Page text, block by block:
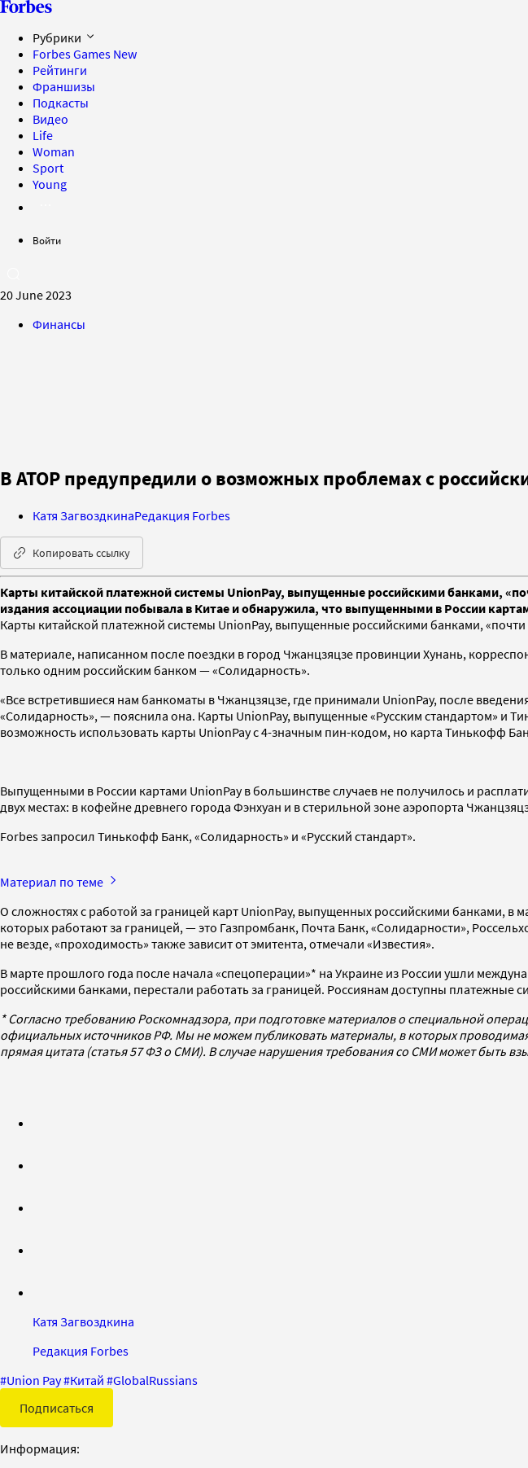
Рубрики
Forbes Games New
Рейтинги
Франшизы
Подкасты
Видео
Life
Woman
Sport
Young
Войти
20 June 2023
Финансы
В АТОР предупредили о возможных проблемах с
Катя ЗагвоздкинаРедакция Forbes
Копировать ссылку
Карты китайской платежной системы UnionPay, выпущенные российскими банками,
издания ассоциации побывала в Китае и обнаружила, что выпущенными в России
Карты китайской платежной системы UnionPay, выпущенные российскими банками, «почти
В материале, написанном после поездки в город Чжанцзяцзе провинции Хунань,
только одним российским банком — «Солидарность».
«Все встретившиеся нам банкоматы в Чжанцзяцзе, где принимали UnionPay, после
«Солидарность», — пояснила она. Карты UnionPay, выпущенные «Русским стандартом» и
возможность использовать карты UnionPay с 4-значным пин-кодом, но карта Тинькофф
Выпущенными в России картами UnionPay в большинстве случаев не получилось и
двух местах: в кофейне древнего города Фэнхуан и в стерильной зоне аэропорта
Forbes запросил Тинькофф Банк, «Солидарность» и «Русский стандарт».
Материал по теме
О сложностях с работой за границей карт UnionPay, выпущенных российскими банками, в
которых работают за границей, — это Газпромбанк, Почта Банк, «Солидарности»,
не везде, «проходимость» также зависит от эмитента, отмечали «Известия».
В марте прошлого года после начала «спецоперации»* на Украине из России ушли
российскими банками, перестали работать за границей. Россиянам доступны платежные
* Согласно требованию Роскомнадзора, при подготовке материалов о специальной
официальных источников РФ. Мы не можем публиковать материалы, в которых
прямая цитата (статья 57 ФЗ о СМИ). В случае нарушения требования со СМИ может быть
Катя Загвоздкина
Редакция Forbes
#Union Pay#Китай #GlobalRussians
Подписаться
Информация: